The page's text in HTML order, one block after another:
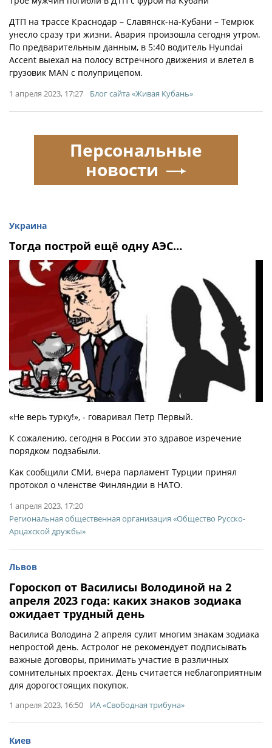
ДТП на трассе Краснодар – Славянск-на-Кубани – Темрюк
унесло сразу три жизни. Авария произошла сегодня утром.
По предварительным данным, в 5:40 водитель Hyundai
Accent выехал на полосу встречного движения и влетел в
грузовик MAN с полуприцепом.
1 апреля 2023, 17:27 Блог сайта «Живая Кубань»
Украина
Тогда построй ещё одну АЭС…
«Не верь турку!», - говаривал Петр Первый.
К сожалению, сегодня в России это здравое изречение
порядком подзабыли.
Как сообщили СМИ, вчера парламент Турции принял
протокол о членстве Финляндии в НАТО.
1 апреля 2023, 17:20
Региональная общественная организация «Общество Русско-
Арцахской дружбы»
Львов
Гороскоп от Василисы Володиной на 2
апреля 2023 года: каких знаков зодиака
ожидает трудный день
Василиса Володина 2 апреля сулит многим знакам зодиака
непростой день. Астролог не рекомендует подписывать
важные договоры, принимать участие в различных
сомнительных проектах. День считается неблагоприятным
для дорогостоящих покупок.
1 апреля 2023, 16:50 ИА «Свободная трибуна»
Киев
Персональные
новости